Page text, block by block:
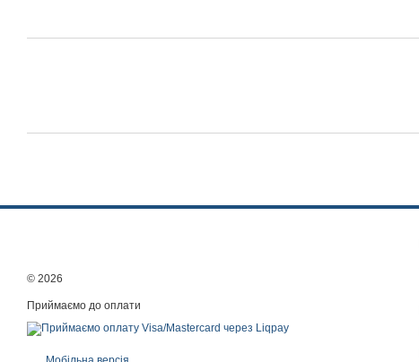
© 2026
Приймаємо до оплати